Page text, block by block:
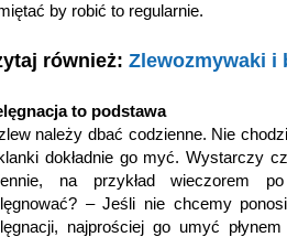
by robić to regularnie.
również: Zlewozmywaki i
to podstawa
należy dbać codzienne. Nie
dokładnie go myć. Wystarczy
na przykład wieczorem
– Jeśli nie chcemy
najprościej go umyć